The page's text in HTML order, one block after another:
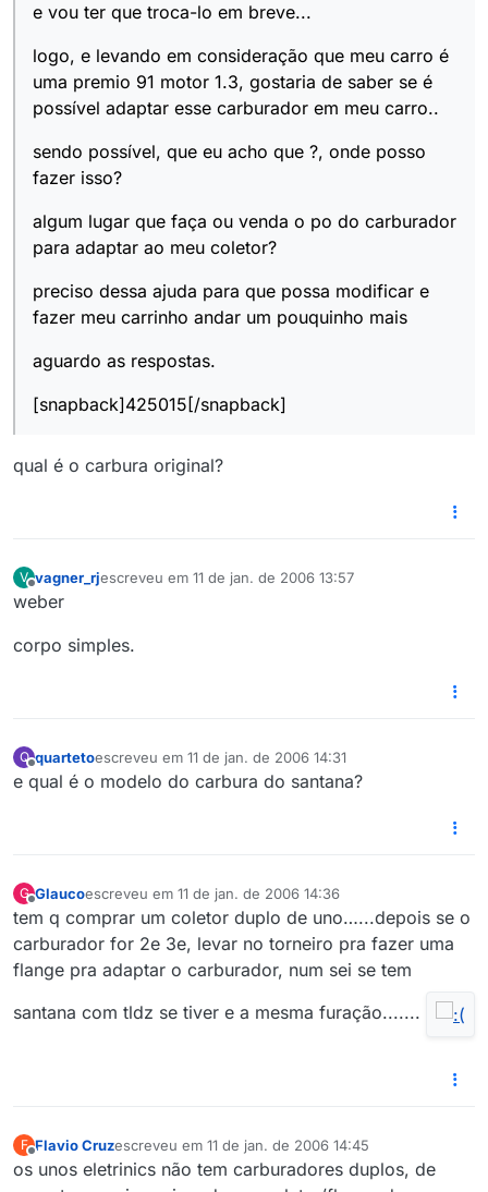
e vou ter que troca-lo em breve...
logo, e levando em consideração que meu carro é
uma premio 91 motor 1.3, gostaria de saber se é
possível adaptar esse carburador em meu carro..
sendo possível, que eu acho que ?, onde posso
fazer isso?
algum lugar que faça ou venda o po do carburador
para adaptar ao meu coletor?
preciso dessa ajuda para que possa modificar e
fazer meu carrinho andar um pouquinho mais
aguardo as respostas.
[snapback]425015[/snapback]
qual é o carbura original?
V
Offline
vagner_rjescreveu em 11 de jan. de 2006 13:57
última edição por
weber
corpo simples.
Q
Offline
quartetoescreveu em 11 de jan. de 2006 14:31
última edição por
e qual é o modelo do carbura do santana?
G Glaucoescreveu em 11 de jan. de 2006 14:36
última edição por
tem q comprar um coletor duplo de uno…...depois se o
carburador for 2e 3e, levar no torneiro pra fazer uma
flange pra adaptar o carburador, num sei se tem
santana com tldz se tiver e a mesma furação.......
F Flavio Cruzescreveu em 11 de jan. de 2006 14:45
última edição por
os unos eletrinics não tem carburadores duplos, de